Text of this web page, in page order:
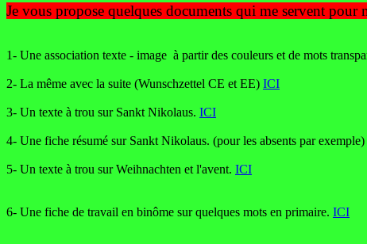
Je vous propose quelques documents qui me servent pour
1- Une association texte - image à partir des couleurs et de mots
2- La même avec la suite (Wunschzettel CE et EE) ICI
3- Un texte à trou sur Sankt Nikolaus. ICI
4- Une fiche résumé sur Sankt Nikolaus. (pour les absents par exemple)
5- Un texte à trou sur Weihnachten et l'avent. ICI
6- Une fiche de travail en binôme sur quelques mots en primaire. ICI